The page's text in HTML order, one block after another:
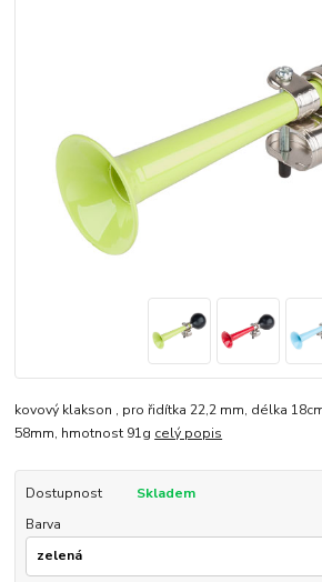
kovový klakson , pro řidítka 22,2 mm, délka
58mm, hmotnost 91g celý popis
Dostupnost
Skladem
Barva